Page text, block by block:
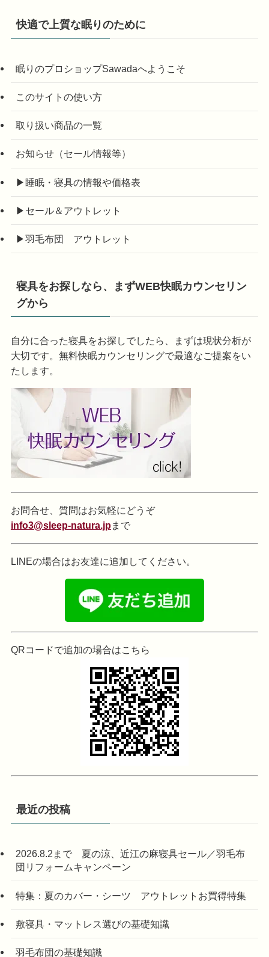
快適で上質な眠りのために
眠りのプロショップSawadaへようこそ
このサイトの使い方
取り扱い商品の一覧
お知らせ（セール情報等）
▶睡眠・寝具の情報や価格表
▶セール＆アウトレット
▶羽毛布団 アウトレット
寝具をお探しなら、まずWEB快眠カウンセリン
グから
自分に合った寝具をお探しでしたら、まずは現状分析が
大切です。無料快眠カウンセリングで最適なご提案をい
たします。
お問合せ、質問はお気軽にどうぞ
info3@sleep-natura.jpまで
LINEの場合はお友達に追加してください。
QRコードで追加の場合はこちら
最近の投稿
2026.8.2まで 夏の涼、近江の麻寝具セール／羽毛布
団リフォームキャンペーン
特集：夏のカバー・シーツ アウトレットお買得特集
敷寝具・マットレス選びの基礎知識
羽毛布団の基礎知識